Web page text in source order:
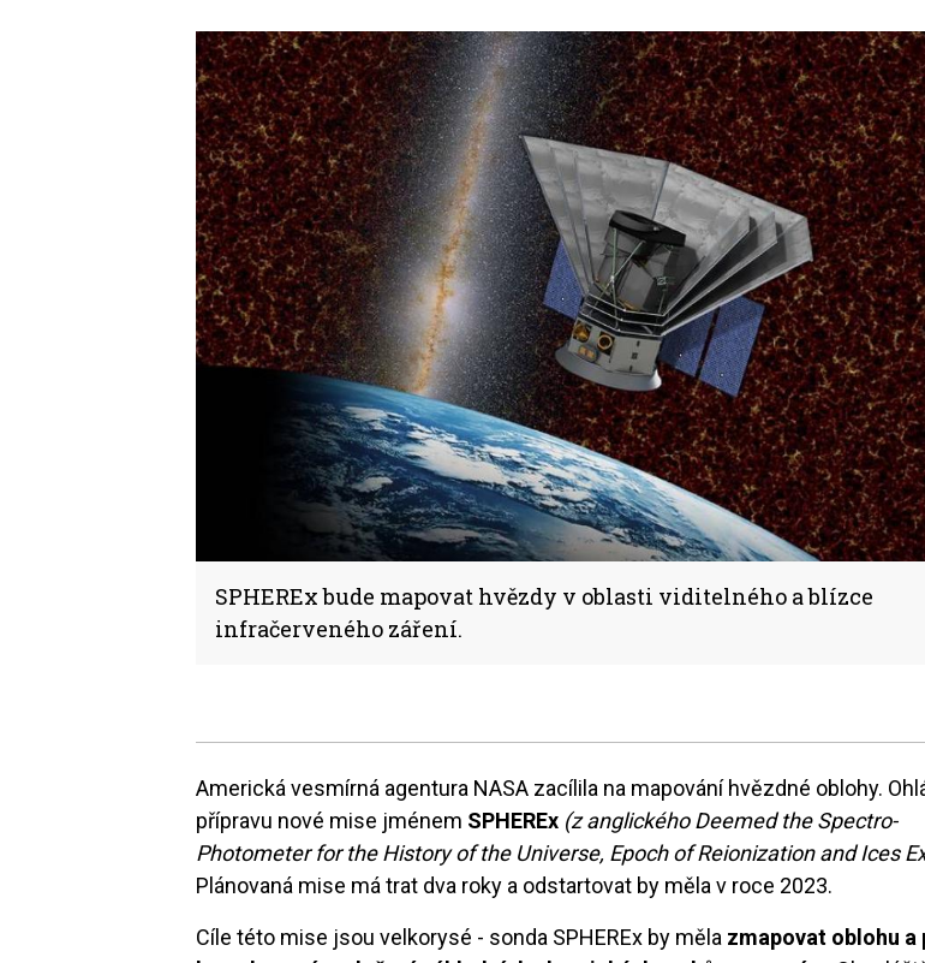
SPHEREx bude mapovat hvězdy v oblasti viditelného a blízce
infračerveného záření.
Americká vesmírná agentura NASA zacílila na mapování hvězdné oblohy.
přípravu nové mise jménem SPHEREx (z anglického Deemed the Spectro-
Photometer for the History of the Universe, Epoch of Reionization and Ices
Plánovaná mise má trat dva roky a odstartovat by měla v roce 2023.
Cíle této mise jsou velkorysé - sonda SPHEREx by měla zmapovat oblohu a